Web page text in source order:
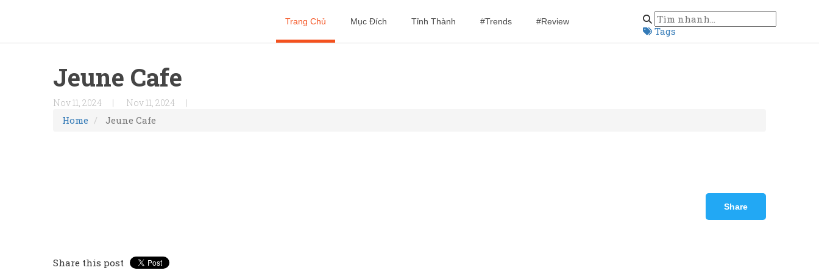
Trang Chủ Mục Đích Tỉnh Thành #Trends #Review
Tags
Jeune Cafe
Nov 11, 2024 Nov 11, 2024
Home Jeune Cafe
Share
Share this post